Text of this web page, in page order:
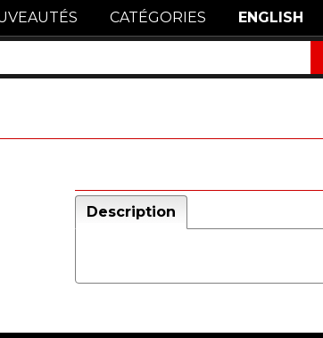
CATÉGORIES ENGLISH
Description